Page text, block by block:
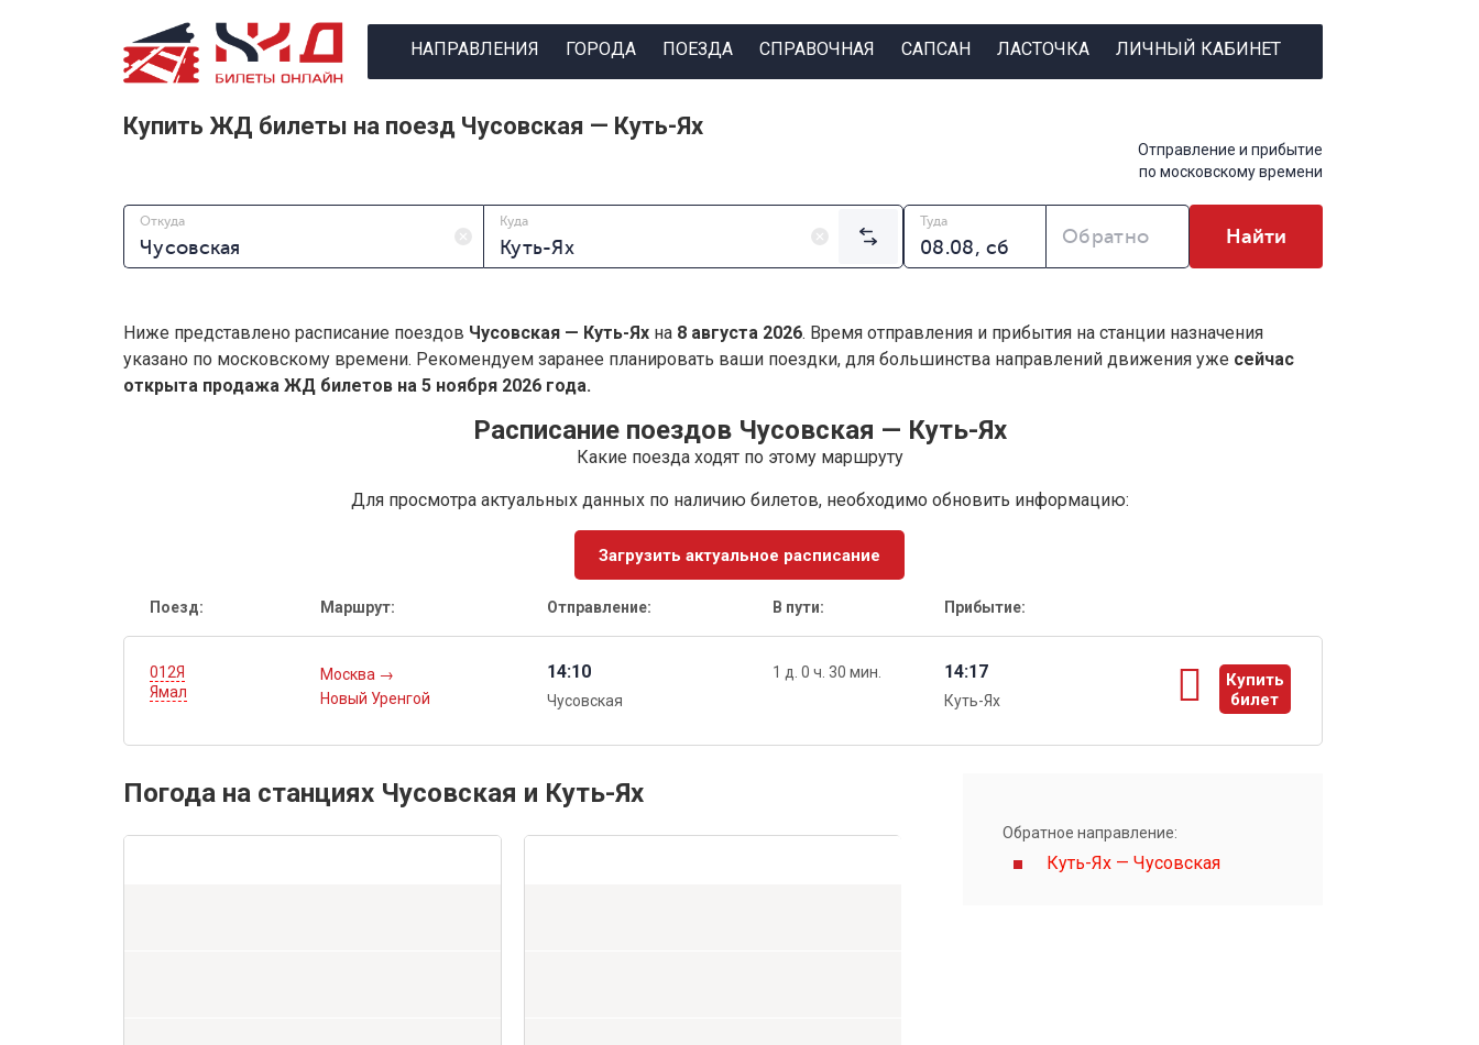
НАПРАВЛЕНИЯ ГОРОДА ПОЕЗДА СПРАВОЧНАЯ САПСАН ЛАСТОЧКА ЛИЧНЫЙ КАБИНЕТ
Купить ЖД билеты на поезд Чусовская — Куть-Ях
Отправление и прибытие
по московскому времени
Откуда Куда Туда
Обратно Найти
Ниже представлено расписание поездов Чусовская — Куть-Ях на 8 августа 2026. Время отправления и прибытия на станции назначения
указано по московскому времени. Рекомендуем заранее планировать ваши поездки, для большинства направлений движения уже сейчас
открыта продажа ЖД билетов на 5 ноября 2026 года.
Расписание поездов Чусовская — Куть-Ях
Какие поезда ходят по этому маршруту
Для просмотра актуальных данных по наличию билетов, необходимо обновить информацию:
Загрузить актуальное расписание
Поезд: Маршрут: Отправление: В пути: Прибытие:
012Я
Ямал
Москва →
Новый Уренгой
14:10
Чусовская
1 д. 0 ч. 30 мин. 14:17
Куть-Ях
Купить
билет
ы
Погода на станциях Чусовская и Куть-Ях
Обратное направление:
Куть-Ях — Чусовская